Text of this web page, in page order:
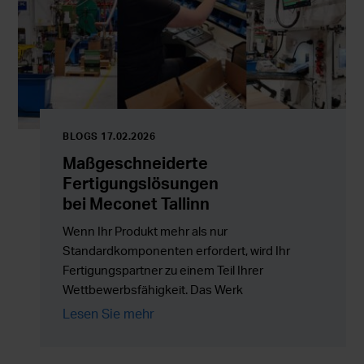
BLOGS 17.02.2026
Maßgeschneiderte
Fertigungslösungen
bei Meconet Tallinn
Wenn Ihr Produkt mehr als nur
Standardkomponenten erfordert, wird Ihr
Fertigungspartner zu einem Teil Ihrer
Wettbewerbsfähigkeit. Das Werk
von Meconet in Tallinn unterstützt Kunden
Lesen Sie mehr